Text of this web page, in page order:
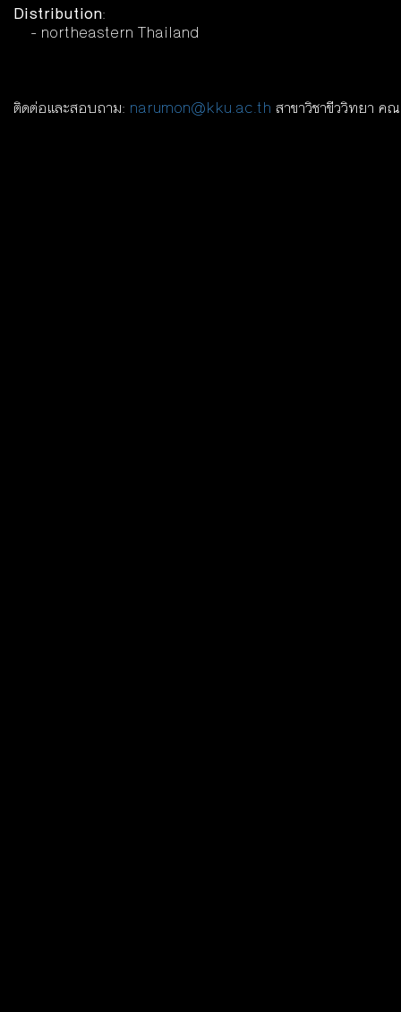
Distribution:
- northeastern Thailand
ติดต่อและสอบถาม: narumon@kku.ac.th สาขาวิชาขีววิทยา